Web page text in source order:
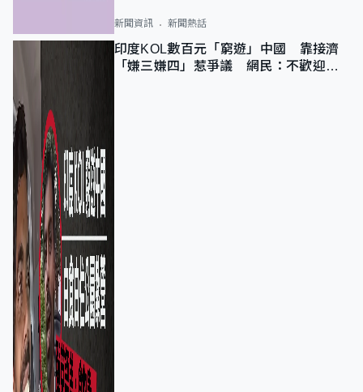
新聞資訊 新聞熱話
印度KOL數百元「窮遊」中國 靠接濟
「嫌三嫌四」惹爭議 網民：不歡迎劣